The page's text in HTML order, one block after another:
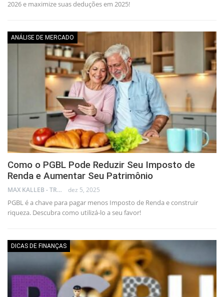
2026 e maximize suas deduções em 2025!
ANÁLISE DE MERCADO
Como o PGBL Pode Reduzir Seu Imposto de
Renda e Aumentar Seu Patrimônio
MAX KALLEB - TRADER dez 5, 2025
PGBL é a chave para pagar menos Imposto de Renda e construir
riqueza. Descubra como utilizá-lo a seu favor!
DICAS DE FINANÇAS